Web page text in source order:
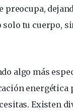
preocupa,
solo tu cuerpo,
algo más
energética
Existen